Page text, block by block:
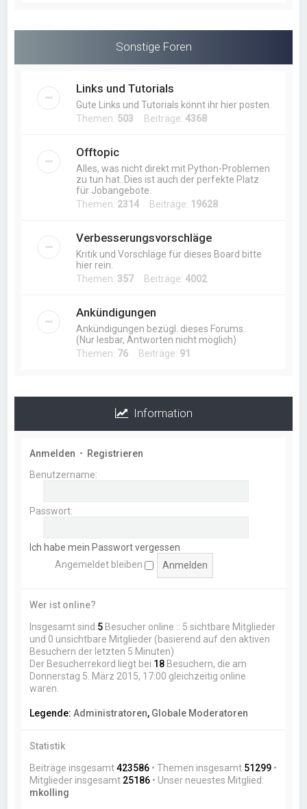
Sonstige Foren
Links und Tutorials
Gute Links und Tutorials könnt ihr hier posten.
Themen: 503 Beiträge:4368
Offtopic
Alles, was nicht direkt mit Python-Problemen
zu tun hat. Dies ist auch der perfekte Platz
für Jobangebote.
Themen: 2314 Beiträge: 19628
Verbesserungsvorschläge
Kritik und Vorschläge für dieses Board bitte
hier rein.
Themen: 357Beiträge:4002
Ankündigungen
Ankündigungen bezügl. dieses Forums.
(Nur lesbar, Antworten nicht möglich)
Themen: 76 Beiträge: 91
Information
Anmelden • Registrieren
Benutzername:
Passwort:
Ich habe mein Passwort vergessen
Angemeldet bleiben
Wer ist online?
Insgesamt sind 5 Besucher online :: 5 sichtbare Mitglieder
und 0 unsichtbare Mitglieder (basierend auf den aktiven
Besuchern der letzten 5 Minuten)
Der Besucherrekord liegt bei 18 Besuchern, die am
Donnerstag 5. März 2015, 17:00 gleichzeitig online
waren.
Legende:Administratoren, Globale Moderatoren
Statistik
Beiträge insgesamt423586 • Themen insgesamt 51299 •
Mitglieder insgesamt 25186 • Unser neuestes Mitglied:
mkolling